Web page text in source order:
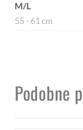
M/L
55 - 61 cm
Podobne